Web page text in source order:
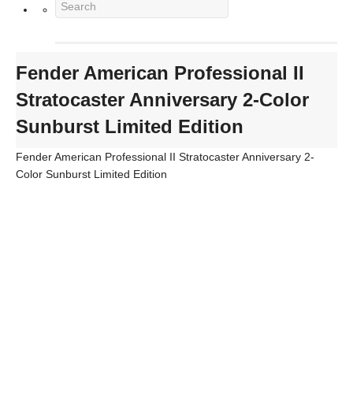
Fender American Professional II
Stratocaster Anniversary 2-Color
Sunburst Limited Edition
Fender American Professional II Stratocaster Anniversary 2-
Color Sunburst Limited Edition